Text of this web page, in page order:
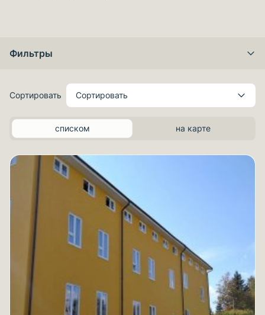
Фильтры
Сортировать Сортировать
списком на карте